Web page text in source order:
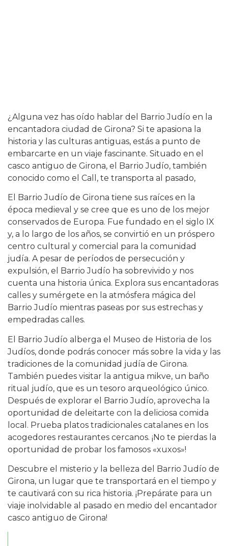
¿Alguna vez has oído hablar del Barrio Judío en la
encantadora ciudad de Girona? Si te apasiona la
historia y las culturas antiguas, estás a punto de
embarcarte en un viaje fascinante. Situado en el
casco antiguo de Girona, el Barrio Judío, también
conocido como el Call, te transporta al pasado,
El Barrio Judío de Girona tiene sus raíces en la
época medieval y se cree que es uno de los mejor
conservados de Europa. Fue fundado en el siglo IX
y, a lo largo de los años, se convirtió en un próspero
centro cultural y comercial para la comunidad
judía. A pesar de períodos de persecución y
expulsión, el Barrio Judío ha sobrevivido y nos
cuenta una historia única. Explora sus encantadoras
calles y sumérgete en la atmósfera mágica del
Barrio Judío mientras paseas por sus estrechas y
empedradas calles.
El Barrio Judío alberga el Museo de Historia de los
Judíos, donde podrás conocer más sobre la vida y las
tradiciones de la comunidad judía de Girona.
También puedes visitar la antigua mikve, un baño
ritual judío, que es un tesoro arqueológico único.
Después de explorar el Barrio Judío, aprovecha la
oportunidad de deleitarte con la deliciosa comida
local. Prueba platos tradicionales catalanes en los
acogedores restaurantes cercanos. ¡No te pierdas la
oportunidad de probar los famosos «xuxos»!
Descubre el misterio y la belleza del Barrio Judío de
Girona, un lugar que te transportará en el tiempo y
te cautivará con su rica historia. ¡Prepárate para un
viaje inolvidable al pasado en medio del encantador
casco antiguo de Girona!